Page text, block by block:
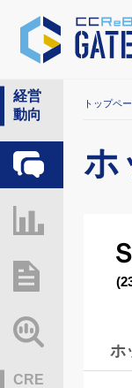
経営
動向
ホットワ
総研レポ
CRE
トップペ
ホ
ホ